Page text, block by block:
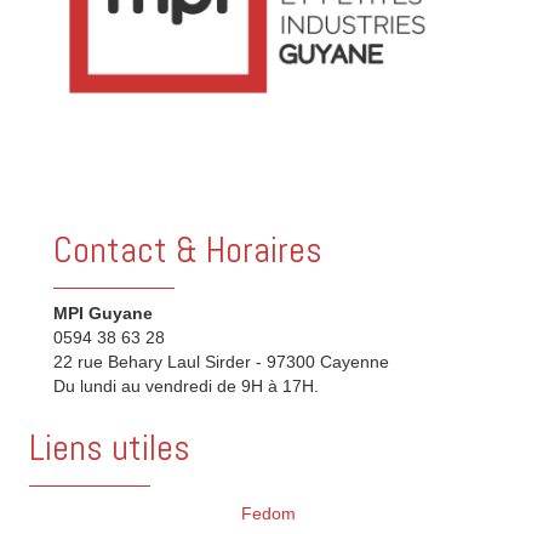
Contact & Horaires
MPI Guyane
0594 38 63 28
22 rue Behary Laul Sirder - 97300 Cayenne
Du lundi au vendredi de 9H à 17H.
Liens utiles
Fedom